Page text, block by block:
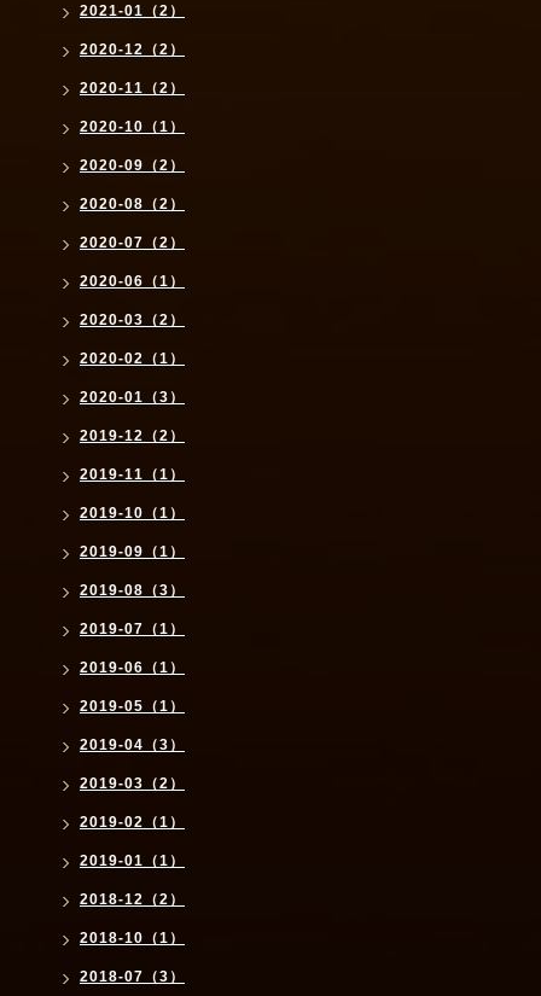
2021-01（2）
2020-12（2）
2020-11（2）
2020-10（1）
2020-09（2）
2020-08（2）
2020-07（2）
2020-06（1）
2020-03（2）
2020-02（1）
2020-01（3）
2019-12（2）
2019-11（1）
2019-10（1）
2019-09（1）
2019-08（3）
2019-07（1）
2019-06（1）
2019-05（1）
2019-04（3）
2019-03（2）
2019-02（1）
2019-01（1）
2018-12（2）
2018-10（1）
2018-07（3）